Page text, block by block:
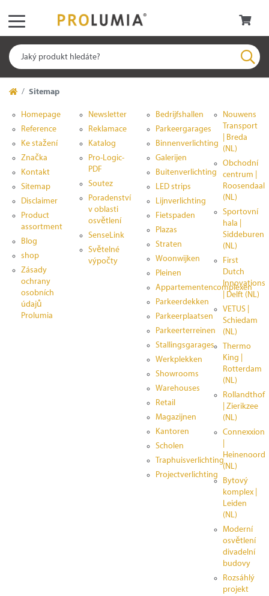
Sitemap
Homepage
Reference
Ke stažení
Značka
Kontakt
Sitemap
Disclaimer
Product
assortment
Blog
shop
Zásady
ochrany
osobních
údajů
Prolumia
Newsletter
Reklamace
Katalog
Pro-Logic-
PDF
Soutez
Poradenství
v oblasti
osvětlení
SenseLink
Světelné
výpočty
Bedrijfshallen
Parkeergarages
Binnenverlichting
Galerijen
Buitenverlichting
LED strips
Lijnverlichting
Fietspaden
Plazas
Straten
Woonwijken
Pleinen
Appartementencomplexen
Parkeerdekken
Parkeerplaatsen
Parkeerterreinen
Stallingsgarages
Werkplekken
Showrooms
Warehouses
Retail
Magazijnen
Kantoren
Scholen
Traphuisverlichting
Projectverlichting
Nouwens
Transport
| Breda
(NL)
Obchodní
centrum |
Roosendaal
(NL)
Sportovní
hala |
Siddeburen
(NL)
First
Dutch
Innovations
| Delft (NL)
VETUS |
Schiedam
(NL)
Thermo
King |
Rotterdam
(NL)
Rollandthof
| Zierikzee
(NL)
Connexxion
Heinenoord
(NL)
Bytový
komplex |
Leiden
(NL)
Moderní
osvětlení
divadelní
budovy
Rozsáhlý
projekt